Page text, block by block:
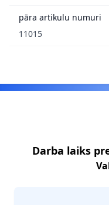
pāra artikulu numuri
11015
Darba laiks